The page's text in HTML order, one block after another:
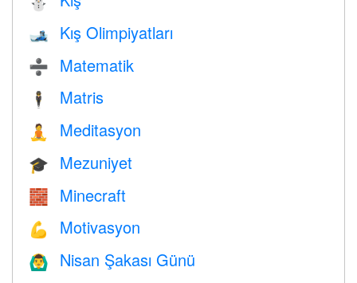
🎿 Kış Olimpiyatları
➗ Matematik
🕴️ Matris
🧘 Meditasyon
🎓 Mezuniyet
🧱 Minecraft
💪 Motivasyon
🙆‍♂️ Nisan Şakası Günü